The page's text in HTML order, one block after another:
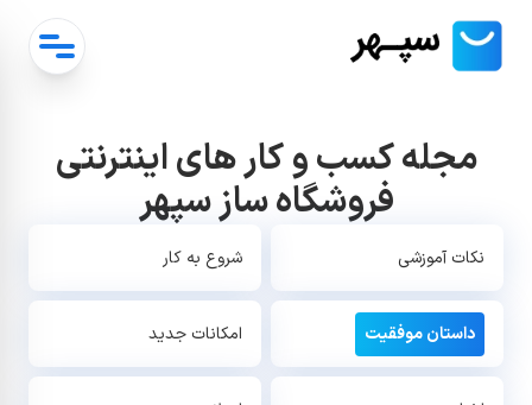
مجله کسب و کار های اینترنتی
فروشگاه ساز سپهر
نکات آموزشی شروع به کار
داستان موفقیت امکانات جدید